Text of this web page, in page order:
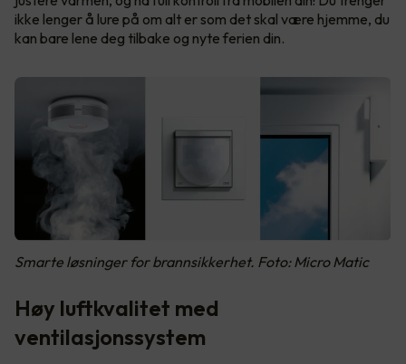
ikke lenger å lure på om alt er som det skal være hjemme, du
kan bare lene deg tilbake og nyte ferien din.
Smarte løsninger for brannsikkerhet. Foto: Micro Matic
Høy luftkvalitet med
ventilasjonssystem